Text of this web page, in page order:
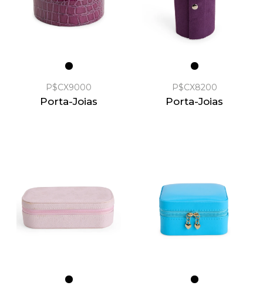
P$CX9000
Porta-Joias
P$CX8200
Porta-Joias